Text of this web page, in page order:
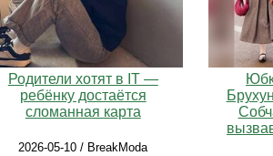
Родители хотят в IT —
ребёнку достаётся
сломанная карта
2026-05-10 / BreakModa